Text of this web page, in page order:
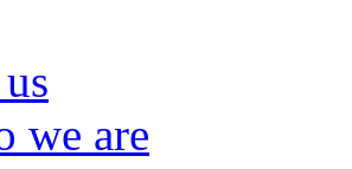
we are